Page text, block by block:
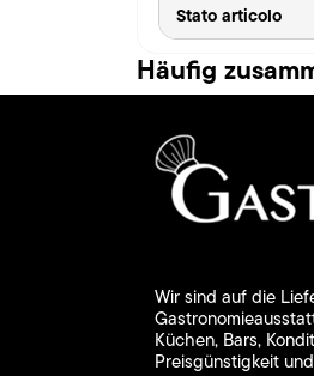
Stato articolo
Häufig
Wir sind auf die
Küchen, Bars,
Preisgünstigkeit